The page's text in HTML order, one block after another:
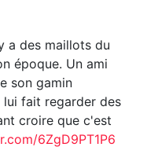
a des maillots du
époque. Un ami
son gamin
fait regarder des
croire que c'est
6ZgD9PT1P6